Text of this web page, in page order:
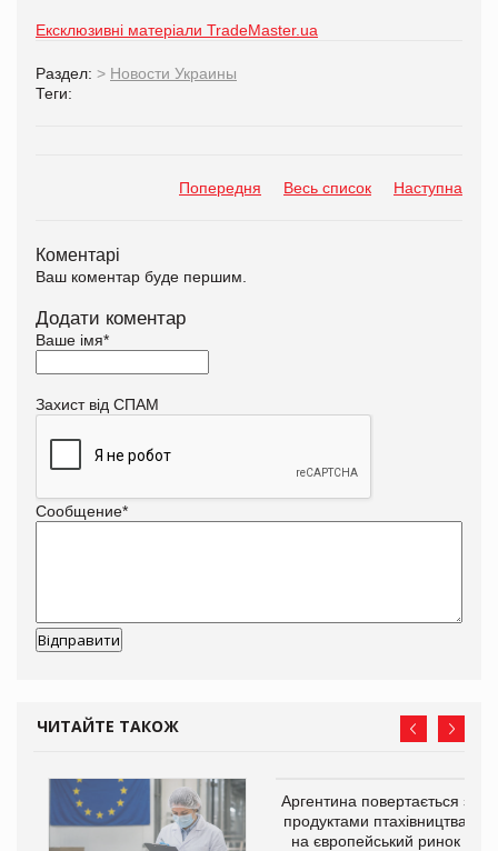
Ексклюзивні матеріали TradeMaster.ua
Раздел: > Новости Украины
Теги:
Попередня Весь список Наступна
Коментарі
Ваш коментар буде першим.
Додати коментар
Ваше імя*
Захист від СПАМ
Сообщение*
ЧИТАЙТЕ ТАКОЖ
Аргентина повертається з
продуктами птахівництва
на європейський ринок